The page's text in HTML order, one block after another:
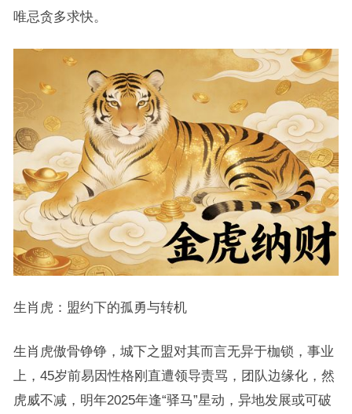
唯忌贪多求快。
生肖虎：盟约下的孤勇与转机
生肖虎傲骨铮铮，城下之盟对其而言无异于枷锁，事业
上，45岁前易因性格刚直遭领导责骂，团队边缘化，然
虎威不减，明年2025年逢“驿马”星动，异地发展或可破